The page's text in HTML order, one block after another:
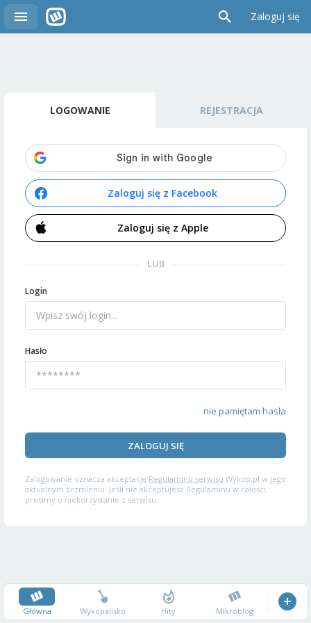
Zaloguj się
LOGOWANIE REJESTRACJA
Zaloguj się z Facebook
Zaloguj się z Apple
LUB
Login
Hasło
nie pamiętam hasła
ZALOGUJ SIĘ
Zalogowanie oznacza akceptację Regulaminu serwisu Wykop.pl w jego
aktualnym brzmieniu. Jeśli nie akceptujesz Regulaminu w całości,
prosimy o niekorzystanie z serwisu.
Główna Wykopalisko Hity Mikroblog